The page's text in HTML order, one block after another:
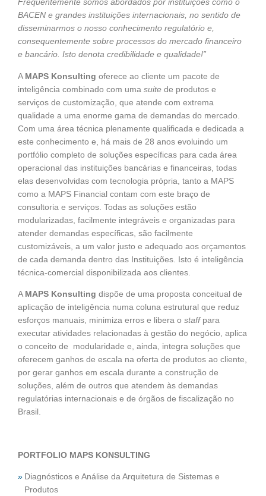
BACEN e grandes instituições internacionais, no sentido de
disseminarmos o nosso conhecimento regulatório e,
consequentemente sobre processos do mercado financeiro
e bancário. Isto denota credibilidade e qualidade!”
A MAPS Konsulting oferece ao cliente um pacote de
inteligência combinado com uma suite de produtos e
serviços de customização, que atende com extrema
qualidade a uma enorme gama de demandas do mercado.
Com uma área técnica plenamente qualificada e dedicada a
este conhecimento e, há mais de 28 anos evoluindo um
portfólio completo de soluções específicas para cada área
operacional das instituições bancárias e financeiras, todas
elas desenvolvidas com tecnologia própria, tanto a MAPS
como a MAPS Financial contam com este braço de
consultoria e serviços. Todas as soluções estão
modularizadas, facilmente integráveis e organizadas para
atender demandas específicas, são facilmente
customizáveis, a um valor justo e adequado aos orçamentos
de cada demanda dentro das Instituições. Isto é inteligência
técnica-comercial disponibilizada aos clientes.
A MAPS Konsulting dispõe de uma proposta conceitual de
aplicação de inteligência numa coluna estrutural que reduz
esforços manuais, minimiza erros e libera o staff para
executar atividades relacionadas à gestão do negócio, aplica
o conceito de modularidade e, ainda, integra soluções que
oferecem ganhos de escala na oferta de produtos ao cliente,
por gerar ganhos em escala durante a construção de
soluções, além de outros que atendem às demandas
regulatórias internacionais e de órgãos de fiscalização no
Brasil.
PORTFOLIO MAPS KONSULTING
Diagnósticos e Análise da Arquitetura de Sistemas e
Produtos